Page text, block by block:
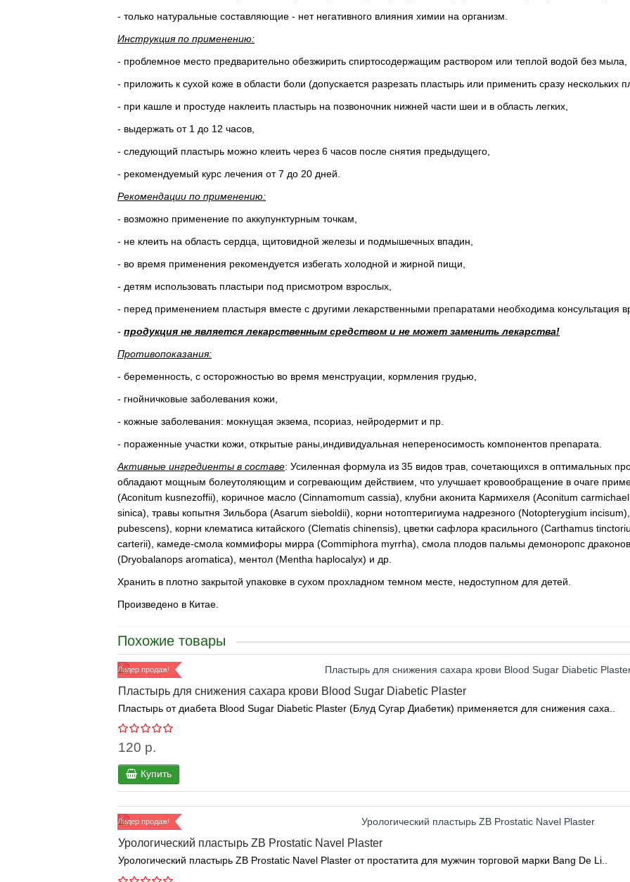
- только натуральные составляющие - нет негативного влияния химии на организм.
Инструкция по применению:
- проблемное место предварительно обезжирить спиртосодержащим раствором или теплой водой без мыла,
- приложить к сухой коже в области боли (допускается разрезать пластырь или применить сразу нескольких
- при кашле и простуде наклеить пластырь на позвоночник нижней части шеи и в область легких,
- выдержать от 1 до 12 часов,
- следующий пластырь можно клеить через 6 часов после снятия предыдущего,
- рекомендуемый курс лечения от 7 до 20 дней.
Рекомендации по применению:
- возможно применение по аккупунктурным точкам,
- не клеить на область сердца, щитовидной железы и подмышечных впадин,
- во время применения рекомендуется избегать холодной и жирной пищи,
- детям использовать пластыри под присмотром взрослых,
- перед применением пластыря вместе с другими лекарственными препаратами необходима консультация
- продукция не является лекарственным средством и не может заменить лекарства!
Противопоказания:
- беременность, с осторожностью во время менструации, кормления грудью,
- гнойничковые заболевания кожи,
- кожные заболевания: мокнущая экзема, псориаз, нейродермит и пр.
- пораженные участки кожи, открытые раны,индивидуальная непереносимость компонентов препарата.
Активные ингредиенты в составе: Усиленная формула из 35 видов трав, сочетающихся в оптимальных
обладают мощным болеутоляющим и согревающим действием, что улучшает кровообращение в очаге
(Aconitum kusnezoffii), коричное масло (Cinnamomum cassia), клубни аконита Кармихеля (Aconitum
sinica), травы копытня Зильбора (Asarum sieboldii), корни нотоптеригиума надрезного (Notopterygium
pubescens), корни клематиса китайского (Clematis chinensis), цветки сафлора красильного (Carthamus
carterii), камеде-смола коммифоры мирра (Commiphora myrrha), смола плодов пальмы демоноропс
(Dryobalanops aromatica), ментол (Mentha haplocalyx) и др.
Хранить в плотно закрытой упаковке в сухом прохладном темном месте, недоступном для детей.
Произведено в Китае.
Похожие товары
Лидер продаж!
Пластырь для снижения сахара крови Blood Sugar Diabetic Plaster
Пластырь от диабета Blood Sugar Diabetic Plaster (Блуд Сугар Диабетик) применяется для снижения саха..
120 р.
Купить
Лидер продаж!
Урологический пластырь ZB Prostatic Navel Plaster
Урологический пластырь ZB Prostatic Navel Plaster от простатита для мужчин торговой марки Bang De Li..